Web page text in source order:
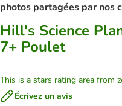
photos partagées par nos
Hill's Science
7+ Poulet
This is a stars rating area from
Écrivez un avis